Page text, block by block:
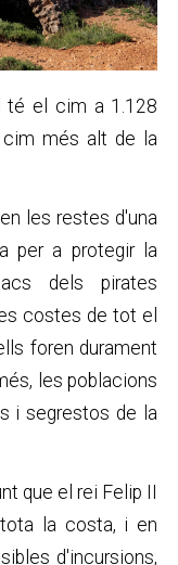
té el cim a 1.128
més alt de la
les restes d'una
per a protegir la
dels pirates
costes de tot el
foren durament
les poblacions
i segrestos de la
que el rei Felip II
la costa, i en
d'incursions,